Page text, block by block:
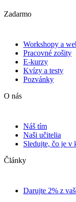
Zadarmo
Workshopy a
Pracovné zošity
E-kurzy
Kvízy a testy
Pozvánky
O nás
Náš tím
Naši učitelia
Sledujte, čo je v
Články
Darujte 2% z